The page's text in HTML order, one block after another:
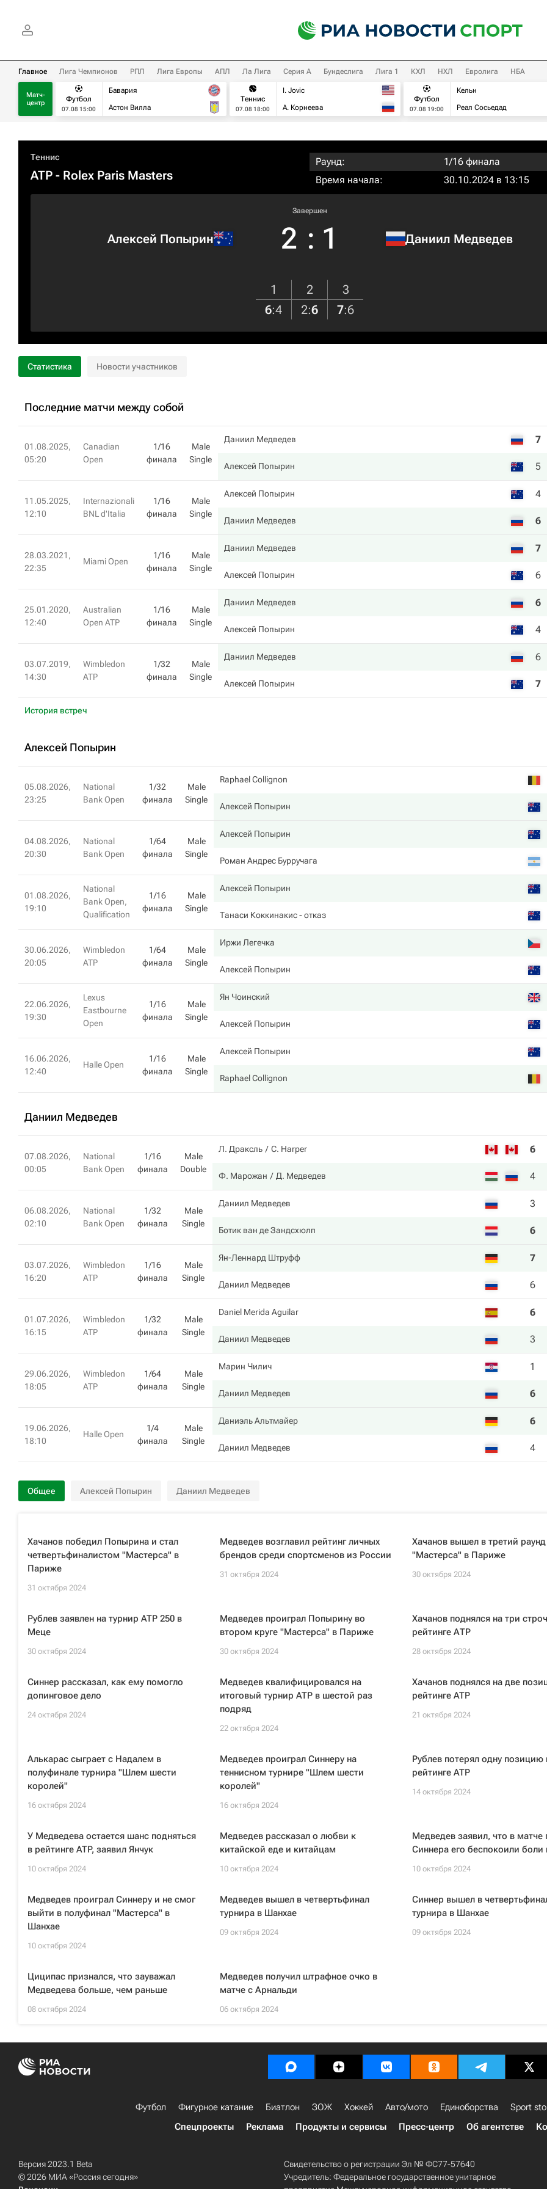
Главное Лига Чемпионов РПЛ Лига Европы АПЛ Ла Лига Серия А Бундеслига Лига 1 КХЛ НХЛ Евролига НБА
Матч-
центр
Футбол
07.08 15:00
Бавария
Астон Вилла
Теннис
07.08 18:00
I. Jovic
А. Корнеева
Футбол
07.08 19:00
Кельн
Реал Сосьедад
Теннис
ATP - Rolex Paris Masters
Раунд:
1/16 финала
Время начала:
30.10.2024 в 13:15
Алексей Попырин
Завершен
2 : 1 Даниил Медведев
1 2
3
6:4 2:6 7:6
Статистика Новости участников
Последние матчи между собой
01.08.2025,
05:20
Canadian
Open
1/16
финала
Male
Single
Даниил Медведев 7
Алексей Попырин 5
11.05.2025,
12:10
Internazionali
BNL d'Italia
1/16
финала
Male
Single
Алексей Попырин 4
Даниил Медведев 6
28.03.2021,
22:35
Miami Open
1/16
финала
Male
Single
Даниил Медведев 7
Алексей Попырин 6
25.01.2020,
12:40
Australian
Open ATP
1/16
финала
Male
Single
Даниил Медведев 6
Алексей Попырин 4
03.07.2019,
14:30
Wimbledon
ATP
1/32
финала
Male
Single
Даниил Медведев 6
Алексей Попырин 7
История встреч
Алексей Попырин
05.08.2026,
23:25
National
Bank Open
1/32
финала
Male
Single
Raphael Collignon
Алексей Попырин
04.08.2026,
20:30
National
Bank Open
1/64
финала
Male
Single
Алексей Попырин
Роман Андрес Бурручага
01.08.2026,
19:10
National
Bank Open,
Qualification
1/16
финала
Male
Single
Алексей Попырин
Танаси Коккинакис- отказ
30.06.2026,
20:05
Wimbledon
ATP
1/64
финала
Male
Single
Иржи Легечка
Алексей Попырин
22.06.2026,
19:30
Lexus
Eastbourne
Open
1/16
финала
Male
Single
Ян Чоинский
Алексей Попырин
16.06.2026,
12:40
Halle Open
1/16
финала
Male
Single
Алексей Попырин
Raphael Collignon
Даниил Медведев
07.08.2026,
00:05
National
Bank Open
1/16
финала
Male
Double
Л. Драксль C. Harper 6
Ф. Марожан Д. Медведев 4
06.08.2026,
02:10
National
Bank Open
1/32
финала
Male
Single
Даниил Медведев 3
Ботик ван де Зандсхюлп 6
03.07.2026,
16:20
Wimbledon
ATP
1/16
финала
Male
Single
Ян-Леннард Штруфф 7
Даниил Медведев 6
01.07.2026,
16:15
Wimbledon
ATP
1/32
финала
Male
Single
Daniel Merida Aguilar 6
Даниил Медведев 3
29.06.2026,
18:05
Wimbledon
ATP
1/64
финала
Male
Single
Марин Чилич 1
Даниил Медведев 6
19.06.2026,
18:10
Halle Open
1/4
финала
Male
Single
Даниэль Альтмайер 6
Даниил Медведев 4
Общее Алексей Попырин Даниил Медведев
Хачанов победил Попырина и стал
четвертьфиналистом "Мастерса" в
Париже
31 октября 2024
Медведев возглавил рейтинг личных
брендов среди спортсменов из России
31 октября 2024
Хачанов вышел в третий раунд
"Мастерса" в Париже
30 октября 2024
Рублев заявлен на турнир ATP 250 в
Меце
30 октября 2024
Медведев проиграл Попырину во
втором круге "Мастерса" в Париже
30 октября 2024
Хачанов поднялся на три
рейтинге АТР
28 октября 2024
Синнер рассказал, как ему помогло
допинговое дело
24 октября 2024
Медведев квалифицировался на
итоговый турнир ATP в шестой раз
подряд
22 октября 2024
Хачанов поднялся на две
рейтинге ATP
21 октября 2024
Алькарас сыграет с Надалем в
полуфинале турнира "Шлем шести
королей"
16 октября 2024
Медведев проиграл Синнеру на
теннисном турнире "Шлем шести
королей"
16 октября 2024
Рублев потерял одну позицию
рейтинге ATP
14 октября 2024
У Медведева остается шанс подняться
в рейтинге ATP, заявил Янчук
10 октября 2024
Медведев рассказал о любви к
китайской еде и китайцам
10 октября 2024
Медведев заявил, что в матче
Синнера его беспокоили боли
10 октября 2024
Медведев проиграл Синнеру и не смог
выйти в полуфинал "Мастерса" в
Шанхае
10 октября 2024
Медведев вышел в четвертьфинал
турнира в Шанхае
09 октября 2024
Синнер вышел в
турнира в Шанхае
09 октября 2024
Циципас признался, что зауважал
Медведева больше, чем раньше
08 октября 2024
Медведев получил штрафное очко в
матче с Арнальди
06 октября 2024
Футбол Фигурное катание Биатлон ЗОЖ Хоккей Авто/мото Единоборства Sport
Спецпроекты
Реклама Продукты и сервисы Пресс-центр Об агентстве
Версия 2023.1 Beta
© 2026 МИА «Россия сегодня»
Свидетельство о регистрации Эл № ФС77-57640
Учредитель: Федеральное государственное унитарное